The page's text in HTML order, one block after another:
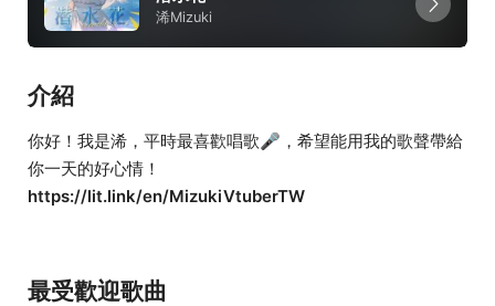
浠Mizuki
介紹
你好！我是浠，平時最喜歡唱歌🎤，希望能用我的歌聲帶給
你一天的好心情！
https://lit.link/en/MizukiVtuberTW
最受歡迎歌曲